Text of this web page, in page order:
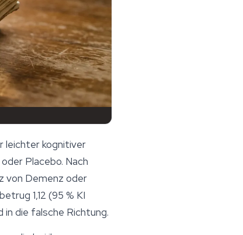
leichter kognitiver
Placebo. Nach
von Demenz oder
1,12 (95 % KI
in die falsche Richtung.